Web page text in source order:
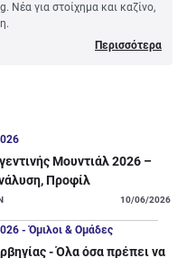
Νέα για στοίχημα και καζίνο,
Περισσότερα
Μουντιάλ 2026 –
Προφίλ
10/06/2026
- Όμιλοι & Ομάδες
όσα πρέπει να